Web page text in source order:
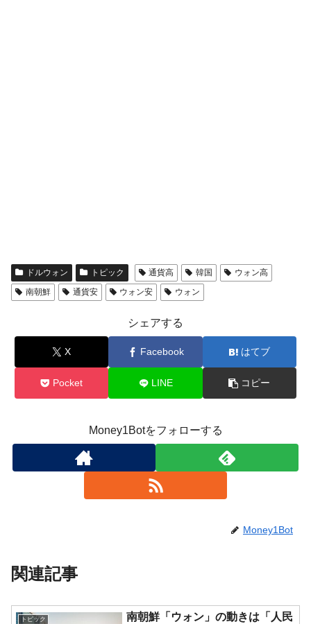
ドルウォン トピック 通貨高 韓国
ウォン高
南朝鮮
通貨安 ウォン安 ウォン
シェアする
X Facebook はてブ
Pocket LINE コピー
Money1Botをフォローする
Money1Bot
関連記事
トピック
南朝鮮「ウォン」の動きは「人民